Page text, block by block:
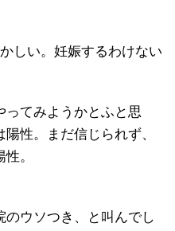
しい。妊娠するわけない
ってみようかとふと思
性。まだ信じられず、
。
のウソつき、と叫んでし